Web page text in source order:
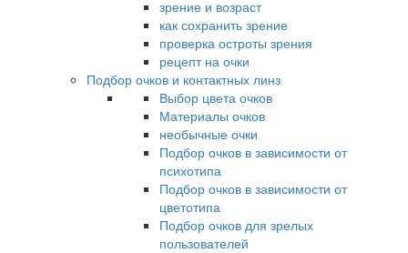
зрение и возраст
как сохранить зрение
проверка остроты зрения
рецепт на очки
Подбор очков и контактных линз
Выбор цвета очков
Материалы очков
необычные очки
Подбор очков в зависимости от
психотипа
Подбор очков в зависимости от
цветотипа
Подбор очков для зрелых
пользователей